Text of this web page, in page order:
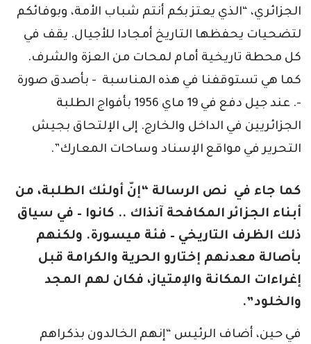
الجزائري، “الذي يعتز بكم أنتم شباب الأمة، وبوفائكم
لتضحيات يحفظها التاريخ أمجادا للأجيال. يقف في
كل محطة تاريخية أمام لمحات من العزة والشرف.
كما هي تستوقفنا في هذه المناسبة - بأصدق صورة
-. عند جيل دفع في 19 ماي 1956 بأفواج الطلبة
الجزائريين في الداخل والخارج. إلى الإلتحاق بجيش
التحرير في مواقع الإسناد وساحات المعارك”.
كما جاء في نص الرسالة “إنّ أولئك الطلبة، من
أبناء الجزائر المكافحة آنذاك .. كانوا – في سياق
ذلك الظرف التاريخي – فئة ميسورة. ولكنهم
بأصالة معدنهم إختارو الحرية والكرامة قبل
إغراءات المكانة والإمتياز، فكان لهم المجد
والخلود”.
في حين، أضاف الرئيس “إنهم الخالدون بذكراهم